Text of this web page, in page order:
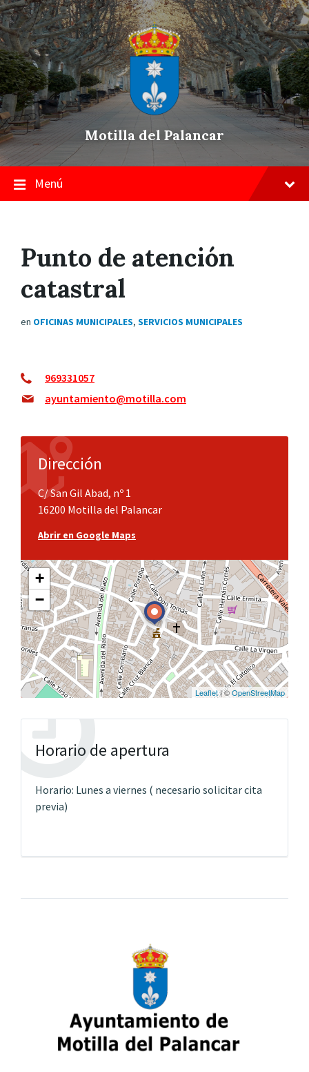
Skip
to
content
Saltar
a
la
navegación
principal
Saltar
a
pie
de
página
Motilla del Palancar
Menú
Punto de atención
catastral
en OFICINAS MUNICIPALES, SERVICIOS MUNICIPALES
969331057
ayuntamiento@motilla.com
Dirección
C/ San Gil Abad, nº 1
16200 Motilla del Palancar
Abrir en Google Maps
+
−
Leaflet| ©OpenStreetMap
Horario de apertura
Horario: Lunes a viernes ( necesario solicitar cita
previa)